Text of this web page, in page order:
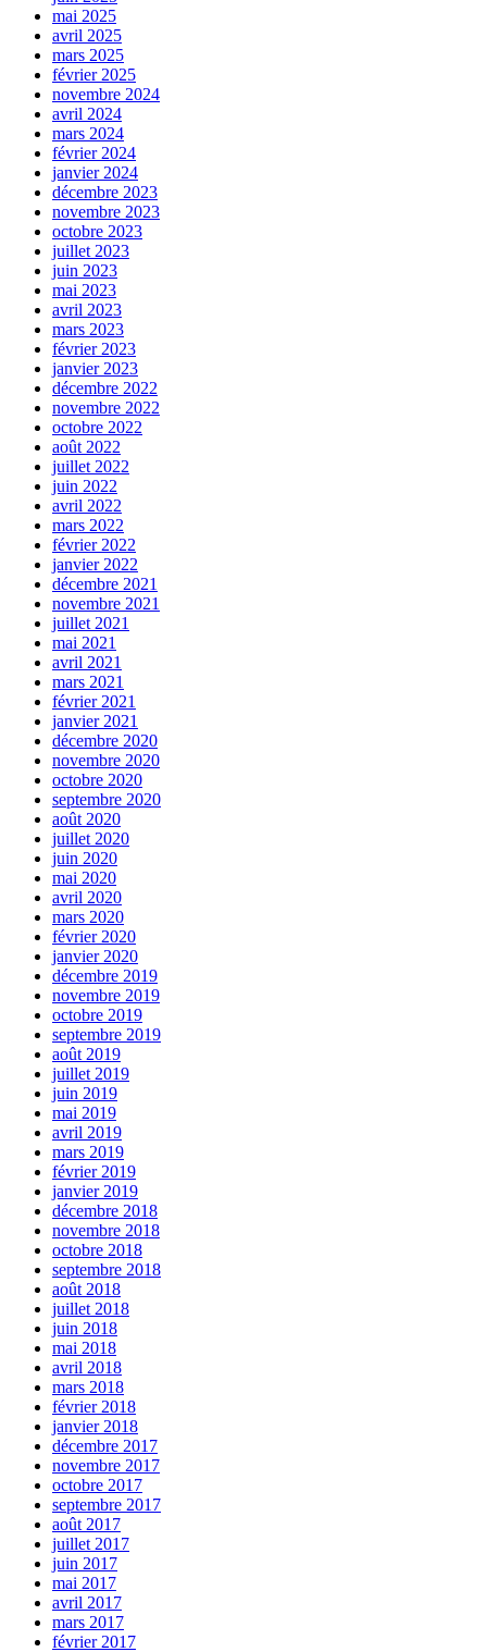
mai 2025
avril 2025
mars 2025
février 2025
novembre 2024
avril 2024
mars 2024
février 2024
janvier 2024
décembre 2023
novembre 2023
octobre 2023
juillet 2023
juin 2023
mai 2023
avril 2023
mars 2023
février 2023
janvier 2023
décembre 2022
novembre 2022
octobre 2022
août 2022
juillet 2022
juin 2022
avril 2022
mars 2022
février 2022
janvier 2022
décembre 2021
novembre 2021
juillet 2021
mai 2021
avril 2021
mars 2021
février 2021
janvier 2021
décembre 2020
novembre 2020
octobre 2020
septembre 2020
août 2020
juillet 2020
juin 2020
mai 2020
avril 2020
mars 2020
février 2020
janvier 2020
décembre 2019
novembre 2019
octobre 2019
septembre 2019
août 2019
juillet 2019
juin 2019
mai 2019
avril 2019
mars 2019
février 2019
janvier 2019
décembre 2018
novembre 2018
octobre 2018
septembre 2018
août 2018
juillet 2018
juin 2018
mai 2018
avril 2018
mars 2018
février 2018
janvier 2018
décembre 2017
novembre 2017
octobre 2017
septembre 2017
août 2017
juillet 2017
juin 2017
mai 2017
avril 2017
mars 2017
février 2017